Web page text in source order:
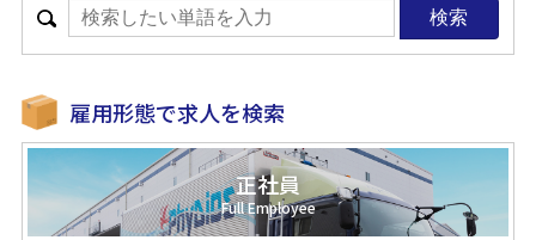
雇用形態で求人を検索
正社員